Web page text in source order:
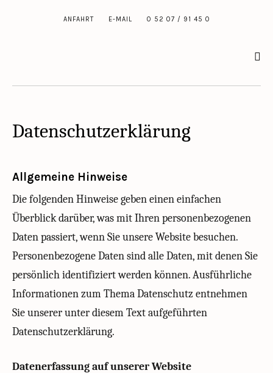
ANFAHRT E-MAIL 0 52 07 / 91 45 0
Datenschutzerklärung
Allgemeine Hinweise
Die folgenden Hinweise geben einen einfachen
Überblick darüber, was mit Ihren personenbezogenen
Daten passiert, wenn Sie unsere Website besuchen.
Personenbezogene Daten sind alle Daten, mit denen Sie
persönlich identifiziert werden können. Ausführliche
Informationen zum Thema Datenschutz entnehmen
Sie unserer unter diesem Text aufgeführten
Datenschutzerklärung.
Datenerfassung auf unserer Website